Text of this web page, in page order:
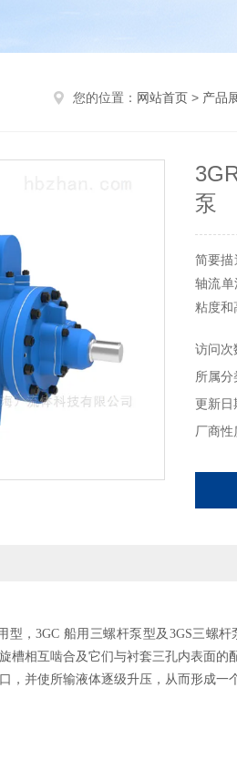
您的位置： 网站首页 > 产品
泵
简要描
轴流
粘度和
访问次
所属分
更新日
厂商性
型，3GC 船用三螺杆泵型及3GS三螺
槽相互啮合及它们与衬套三孔内表面
，并使所输液体逐级升压，从而形成一